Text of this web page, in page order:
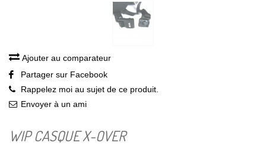
Ajouter au comparateur
Partager sur Facebook
Rappelez moi au sujet de ce produit.
Envoyer à un ami
WIP CASQUE X-OVER